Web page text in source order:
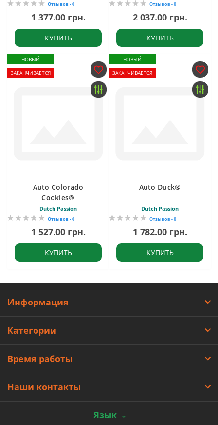
Отзывов - 0
1 377.00 грн.
КУПИТЬ
Отзывов - 0
2 037.00 грн.
КУПИТЬ
НОВЫЙ
ЗАКАНЧИВАЕТСЯ
Auto Colorado
Cookies®
Dutch Passion
Отзывов - 0
1 527.00 грн.
КУПИТЬ
НОВЫЙ
ЗАКАНЧИВАЕТСЯ
Auto Duck®
Dutch Passion
Отзывов - 0
1 782.00 грн.
КУПИТЬ
Информация
Категории
Время работы
Наши контакты
Язык